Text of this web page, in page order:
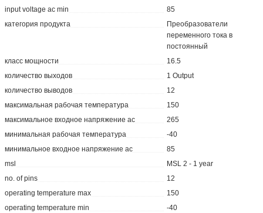
input voltage ac min
85
категория продукта
Преобразователи
переменного тока в
постоянный
класс мощности
16.5
количество выходов
1 Output
количество выводов
12
максимальная рабочая температура
150
максимальное входное напряжение ac
265
минимальная рабочая температура
-40
минимальное входное напряжение ac
85
msl
MSL 2 - 1 year
no. of pins
12
operating temperature max
150
operating temperature min
-40